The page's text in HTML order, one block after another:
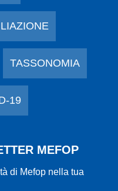
TASSONOMIA
19
MEFOP
di Mefop nella tua